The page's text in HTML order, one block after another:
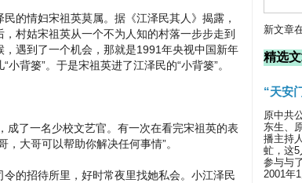
情妇宋祖英莫属。据《江泽民其人》揭露，
村姑宋祖英从一个不为人知的村落一步步走到
遇到了一个机会，那就是1991年央视中国新年
背篓”。于是宋祖英进了江泽民的“小背篓”。
了一名少校文艺官。有一次在看完宋祖英的表
大哥可以帮助你解决任何事情”。
的招待所里，好时常夜里找她私会。小江泽民
新文章
精选
“天安
原中共
东生、
播主持
虻，这
参与与
2001年